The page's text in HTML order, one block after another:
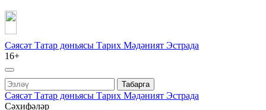
Сәясәт Татар дөньясы Тарих Мәдәният Эстрада
16+
Табарга
Сәясәт Татар дөньясы Тарих Мәдәният Эстрада
Сәхифәләр